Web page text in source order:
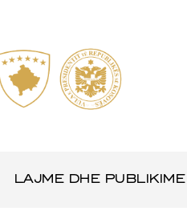
LAJME DHE PUBLIKIME